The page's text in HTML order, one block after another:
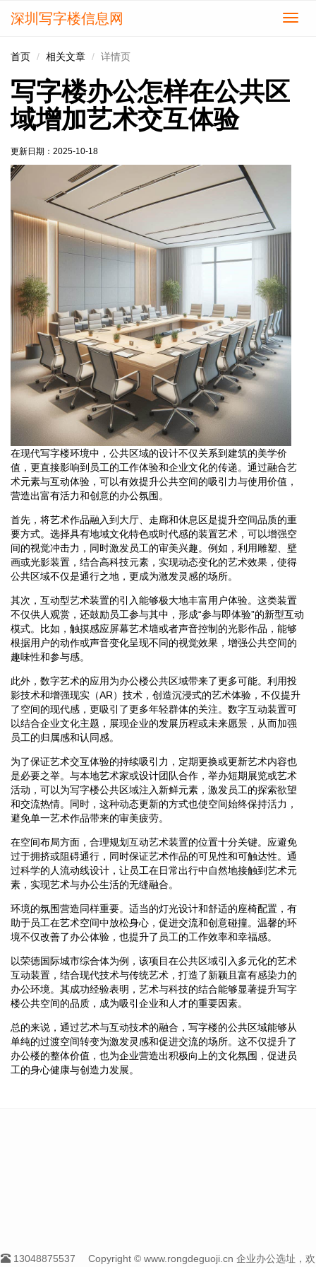
切
深圳写字楼信息网
首页 相关文章 详情页
写字楼办公怎样在公共区
域增加艺术交互体验
更新日期： 2025-10-18
在现代写字楼环境中，公共区域的设计不仅关系到建筑的美学价
值，更直接影响到员工的工作体验和企业文化的传递。通过融合艺
术元素与互动体验，可以有效提升公共空间的吸引力与使用价值，
营造出富有活力和创意的办公氛围。
首先，将艺术作品融入到大厅、走廊和休息区是提升空间品质的重
要方式。选择具有地域文化特色或时代感的装置艺术，可以增强空
间的视觉冲击力，同时激发员工的审美兴趣。例如，利用雕塑、壁
画或光影装置，结合高科技元素，实现动态变化的艺术效果，使得
公共区域不仅是通行之地，更成为激发灵感的场所。
其次，互动型艺术装置的引入能够极大地丰富用户体验。这类装置
不仅供人观赏，还鼓励员工参与其中，形成“参与即体验”的新型互动
模式。比如，触摸感应屏幕艺术墙或者声音控制的光影作品，能够
根据用户的动作或声音变化呈现不同的视觉效果，增强公共空间的
趣味性和参与感。
此外，数字艺术的应用为办公楼公共区域带来了更多可能。利用投
影技术和增强现实（AR）技术，创造沉浸式的艺术体验，不仅提升
了空间的现代感，更吸引了更多年轻群体的关注。数字互动装置可
以结合企业文化主题，展现企业的发展历程或未来愿景，从而加强
员工的归属感和认同感。
为了保证艺术交互体验的持续吸引力，定期更换或更新艺术内容也
是必要之举。与本地艺术家或设计团队合作，举办短期展览或艺术
活动，可以为写字楼公共区域注入新鲜元素，激发员工的探索欲望
和交流热情。同时，这种动态更新的方式也使空间始终保持活力，
避免单一艺术作品带来的审美疲劳。
在空间布局方面，合理规划互动艺术装置的位置十分关键。应避免
过于拥挤或阻碍通行，同时保证艺术作品的可见性和可触达性。通
过科学的人流动线设计，让员工在日常出行中自然地接触到艺术元
素，实现艺术与办公生活的无缝融合。
环境的氛围营造同样重要。适当的灯光设计和舒适的座椅配置，有
助于员工在艺术空间中放松身心，促进交流和创意碰撞。温馨的环
境不仅改善了办公体验，也提升了员工的工作效率和幸福感。
以荣德国际城市综合体为例，该项目在公共区域引入多元化的艺术
互动装置，结合现代技术与传统艺术，打造了新颖且富有感染力的
办公环境。其成功经验表明，艺术与科技的结合能够显著提升写字
楼公共空间的品质，成为吸引企业和人才的重要因素。
总的来说，通过艺术与互动技术的融合，写字楼的公共区域能够从
单纯的过渡空间转变为激发灵感和促进交流的场所。这不仅提升了
办公楼的整体价值，也为企业营造出积极向上的文化氛围，促进员
工的身心健康与创造力发展。
13048875537
Copyright © www.rongdeguoji.cn 企业办公选址，欢